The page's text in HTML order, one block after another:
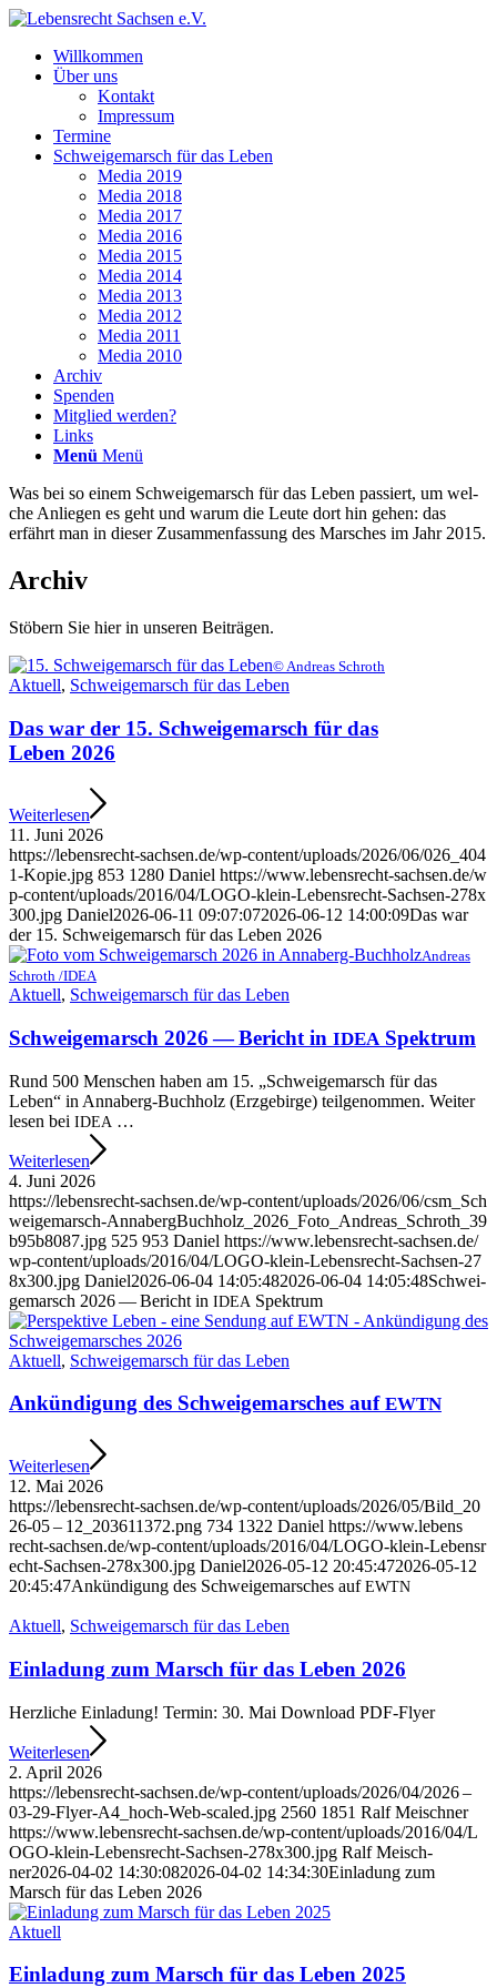
Will­kom­men
Über uns
Kon­takt
Impres­sum
Ter­mi­ne
Schwei­ge­marsch für das Leben
Media 2019
Media 2018
Media 2017
Media 2016
Media 2015
Media 2014
Media 2013
Media 2012
Media 2011
Media 2010
Archiv
Spen­den
Mit­glied werden?
Links
Menü Menü
Was bei so einem Schwei­ge­marsch für das Leben pas­siert, um wel­
che Anlie­gen es geht und war­um die Leu­te dort hin gehen: das
erfährt man in die­ser Zusam­men­fas­sung des Mar­sches im Jahr 2015.
Archiv
Stö­bern Sie hier in unse­ren Beiträgen.
© Andre­as Schroth
Aktu­ell, Schwei­ge­marsch für das Leben
Das war der 15. Schwei­ge­marsch für das
Leben 2026
Wei­ter­le­sen
11. Juni 2026
https://​lebens​recht​-sach​sen​.de/​w​p​-​c​o​n​t​e​n​t​/​u​p​l​o​a​d​s​/​2​0​2​6​/​0​6​/​0​2​6​_​4​0​4​
1​-​K​o​p​i​e​.​jpg 853 1280 Dani­el https://​www​.lebens​recht​-sach​sen​.de/​w​
p​-​c​o​n​t​e​n​t​/​u​p​l​o​a​d​s​/​2​0​1​6​/​0​4​/​L​O​G​O​-​k​l​e​i​n​-​L​e​b​e​n​s​r​e​c​h​t​-​S​a​c​h​s​e​n​-​2​7​8​x​
3​0​0​.​jpg Dani­el2026-06-11 09:07:072026-06-12 14:00:09Das war
der 15. Schwei­ge­marsch für das Leben 2026
Andre­as
Schroth /​IDEA
Aktu­ell, Schwei­ge­marsch für das Leben
Schwei­ge­marsch 2026 — Bericht in IDEA Spektrum
Rund 500 Men­schen haben am 15. „Schwei­ge­marsch für das
Leben“ in Anna­berg-Buch­holz (Erz­ge­bir­ge) teil­ge­nom­men. Wei­ter
lesen bei IDEA …
Wei­ter­le­sen
4. Juni 2026
https://​lebens​recht​-sach​sen​.de/​w​p​-​c​o​n​t​e​n​t​/​u​p​l​o​a​d​s​/​2​0​2​6​/​0​6​/​c​s​m​_​S​c​h​
w​e​i​g​e​m​a​r​s​c​h​-​A​n​n​a​b​e​r​g​B​u​c​h​h​o​l​z​_​2​0​2​6​_​F​o​t​o​_​A​n​d​r​e​a​s​_​S​c​h​r​o​t​h​_​3​9​
b​9​5​b​8​0​8​7​.​jpg 525 953 Dani­el https://​www​.lebens​recht​-sach​sen​.de/​
w​p​-​c​o​n​t​e​n​t​/​u​p​l​o​a​d​s​/​2​0​1​6​/​0​4​/​L​O​G​O​-​k​l​e​i​n​-​L​e​b​e​n​s​r​e​c​h​t​-​S​a​c​h​s​e​n​-​2​7​
8​x​3​0​0​.​jpg Dani­el2026-06-04 14:05:482026-06-04 14:05:48Schwei­
ge­marsch 2026 — Bericht in IDEA Spektrum
Aktu­ell, Schwei­ge­marsch für das Leben
Ankün­di­gung des Schwei­ge­mar­sches auf EWTN
Wei­ter­le­sen
12. Mai 2026
https://​lebens​recht​-sach​sen​.de/​w​p​-​c​o​n​t​e​n​t​/​u​p​l​o​a​d​s​/​2​0​2​6​/​0​5​/​B​i​l​d​_​2​0​
2​6​-05 – 12_203611372.png 734 1322 Dani­el https://​www​.lebens​
recht​-sach​sen​.de/​w​p​-​c​o​n​t​e​n​t​/​u​p​l​o​a​d​s​/​2​0​1​6​/​0​4​/​L​O​G​O​-​k​l​e​i​n​-​L​e​b​e​n​s​r​
e​c​h​t​-​S​a​c​h​s​e​n​-​2​7​8​x​3​0​0​.​jpg Dani­el2026-05-12 20:45:472026-05-12
20:45:47Ankün­di­gung des Schwei­ge­mar­sches aufEWTN
Aktu­ell, Schwei­ge­marsch für das Leben
Ein­la­dung zum Marsch für das Leben 2026
Herz­li­che Ein­la­dung! Ter­min: 30. Mai Down­load PDF-Fly­er
Wei­ter­le­sen
2. April 2026
https://​lebens​recht​-sach​sen​.de/​w​p​-​c​o​n​t​e​n​t​/​u​p​l​o​a​d​s​/​2​0​2​6​/​0​4​/​2​026 –
03-29-Flyer-A4_hoch-Web-scaled.jpg 2560 1851 Ralf Mei­sch­ner
https://​www​.lebens​recht​-sach​sen​.de/​w​p​-​c​o​n​t​e​n​t​/​u​p​l​o​a​d​s​/​2​0​1​6​/​0​4​/​L​
O​G​O​-​k​l​e​i​n​-​L​e​b​e​n​s​r​e​c​h​t​-​S​a​c​h​s​e​n​-​2​7​8​x​3​0​0​.​jpg Ralf Mei­sch­
ner2026-04-02 14:30:082026-04-02 14:34:30Ein­la­dung zum
Marsch für das Leben 2026
Aktu­ell
Ein­la­dung zum Marsch für das Leben 2025